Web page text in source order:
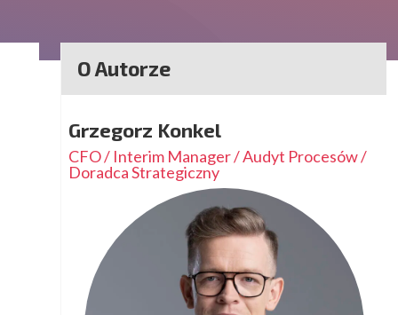
O Autorze
Grzegorz Konkel
CFO / Interim Manager / Audyt Procesów /
Doradca Strategiczny